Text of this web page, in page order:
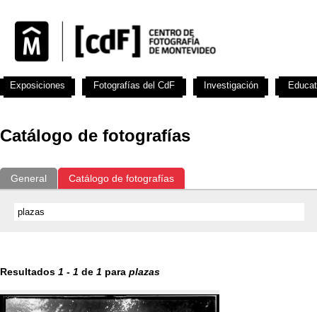
Catálogo de fotografías
General Catálogo de fotografías
Resultados 1 - 1 de 1 para plazas
Exposiciones Fotografías del CdF Investigación